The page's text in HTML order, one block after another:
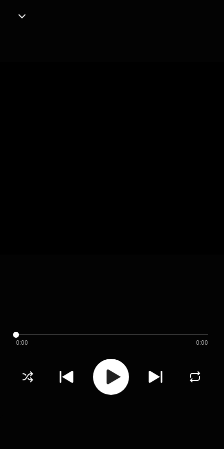
0:00 0:00